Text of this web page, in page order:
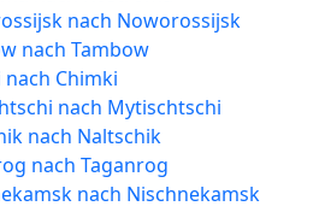
nach Noworossijsk
nach Tambow
Chimki
nach Mytischtschi
nach Naltschik
nach Taganrog
nach Nischnekamsk